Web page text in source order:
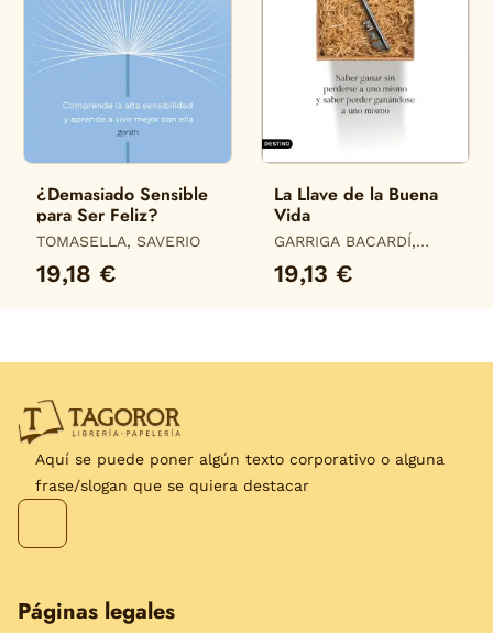
¿Demasiado Sensible
para Ser Feliz?
TOMASELLA, SAVERIO
19,18 €
La Llave de la Buena
Vida
GARRIGA BACARDÍ,
JOAN
19,13 €
Aquí se puede poner algún texto corporativo o alguna
frase/slogan que se quiera destacar
Páginas legales